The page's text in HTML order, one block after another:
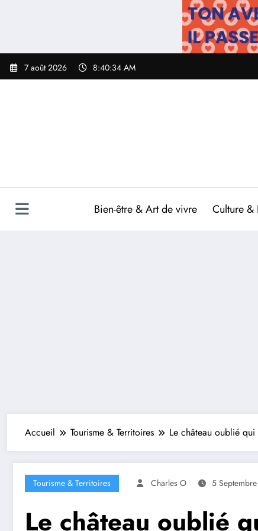
7 août 2026 8:40:35 AM
Bien-être & Art de vivre Culture &
Accueil Tourisme & Territoires Le château oublié
Tourisme & Territoires Charles O 5
Le château oublié